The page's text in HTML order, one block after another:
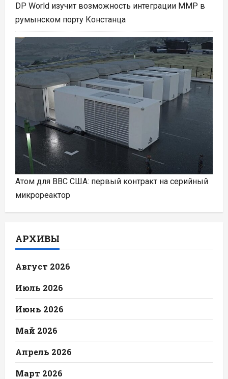
DP World изучит возможность интеграции ММР в
румынском порту Констанца
Атом для ВВС США: первый контракт на серийный
микрореактор
АРХИВЫ
Август 2026
Июль 2026
Июнь 2026
Май 2026
Апрель 2026
Март 2026